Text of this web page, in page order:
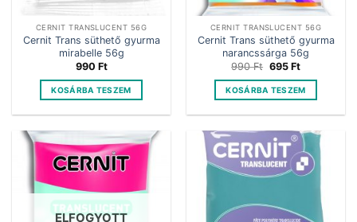
CERNIT TRANSLUCENT 56G
Cernit Trans süthető gyurma
mirabelle 56g
990 Ft
KOSÁRBA TESZEM
CERNIT TRANSLUCENT 56G
Cernit Trans süthető gyurma
narancssárga 56g
990Ft Original
was:
990 Ft.
695 FtCurrent
is:
695 Ft.
KOSÁRBA TESZEM
ELFOGYOTT